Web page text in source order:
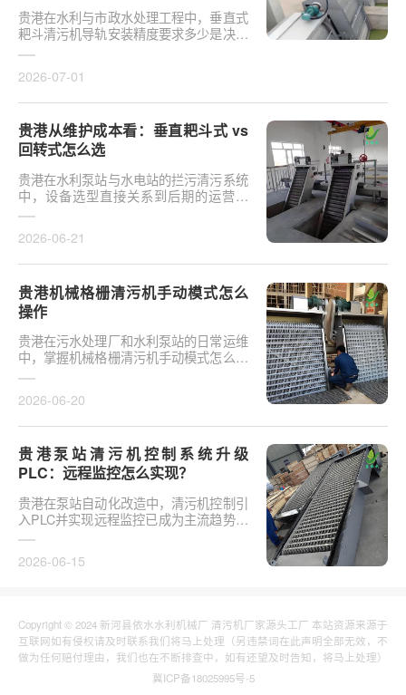
贵港在水利与市政水处理工程中，垂直式
耙斗清污机导轨安装精度要求多少是决定
设备运行平稳性的核心**。导轨作为耙斗
2026-07-01
贵港从维护成本看：垂直耙斗式 vs
回转式怎么选
贵港在水利泵站与水电站的拦污清污系统
中，设备选型直接关系到后期的运营开
支。探讨从维护成本看：垂直耙斗式 vs
2026-06-21
贵港机械格栅清污机手动模式怎么
操作
贵港在污水处理厂和水利泵站的日常运维
中，掌握机械格栅清污机手动模式怎么操
作是保障设备稳定运行的基础环节。以某
2026-06-20
贵港泵站清污机控制系统升级
PLC：远程监控怎么实现？
贵港在泵站自动化改造中，清污机控制引
入PLC并实现远程监控已成为主流趋势。
传统清污机多采用继电器硬接线，无法实
2026-06-15
Copyright © 2024 新河县依水水利机械厂 清污机厂家源头工厂 本站资源来源于
互联网如有侵权请及时联系我们将马上处理（另违禁词在此声明全部无效，不
做为任何赔付理由，我们也在不断排查中，如有还望及时告知，将马上处理）
冀ICP备18025995号-5